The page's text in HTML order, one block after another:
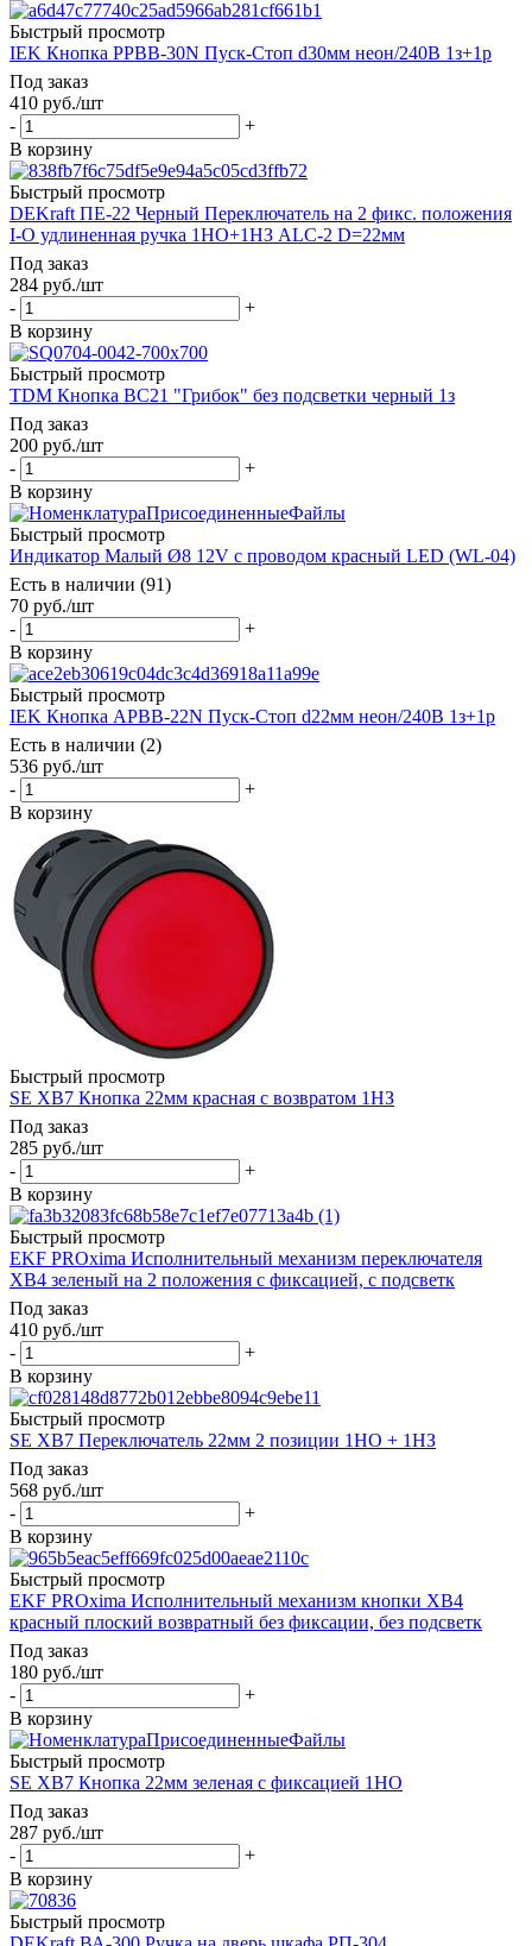
Быстрый просмотр
IEK Кнопка РPВВ-30N Пуск-Стоп d30мм неон/240В 1з+1р
Под заказ
410 руб./шт
-
+
В корзину
Быстрый просмотр
DEKraft ПЕ-22 Черный Переключатель на 2 фикс. положения
I-O удлиненная ручка 1НО+1НЗ ALC-2 D=22мм
Под заказ
284 руб./шт
-
+
В корзину
Быстрый просмотр
TDM Кнопка BС21 "Грибок" без подсветки черный 1з
Под заказ
200 руб./шт
-
+
В корзину
Быстрый просмотр
Индикатор Малый Ø8 12V с проводом красный LED (WL-04)
Есть в наличии (91)
70 руб./шт
-
+
В корзину
Быстрый просмотр
IEK Кнопка APВВ-22N Пуск-Стоп d22мм неон/240В 1з+1р
Есть в наличии (2)
536 руб./шт
-
+
В корзину
Быстрый просмотр
SE XB7 Кнопка 22мм красная с возвратом 1НЗ
Под заказ
285 руб./шт
-
+
В корзину
Быстрый просмотр
EKF PROxima Исполнительный механизм переключателя
ХB4 зеленый на 2 положения с фиксацией, с подсветк
Под заказ
410 руб./шт
-
+
В корзину
Быстрый просмотр
SE XB7 Переключатель 22мм 2 позиции 1НО + 1НЗ
Под заказ
568 руб./шт
-
+
В корзину
Быстрый просмотр
EKF PROxima Исполнительный механизм кнопки XB4
красный плоский возвратный без фиксации, без подсветк
Под заказ
180 руб./шт
-
+
В корзину
Быстрый просмотр
SE XB7 Кнопка 22мм зеленая с фиксацией 1НО
Под заказ
287 руб./шт
-
+
В корзину
Быстрый просмотр